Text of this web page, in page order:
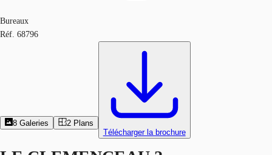
Bureaux
Réf. 68796
8 Galeries 2 Plans
Télécharger la brochure